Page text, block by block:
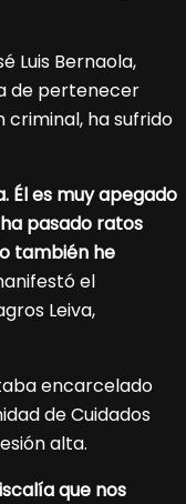
Luis Bernaola,
de pertenecer
criminal, ha sufrido
Él es muy apegado
pasado ratos
también he
el
Leiva,
encarcelado
de Cuidados
alta.
que nos